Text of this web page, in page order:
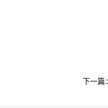
下一篇：